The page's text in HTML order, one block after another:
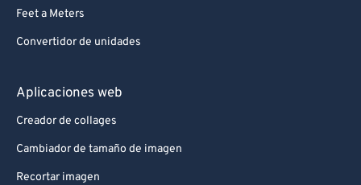
Feet a Meters
Convertidor de unidades
Aplicaciones web
Creador de collages
Cambiador de tamaño de imagen
Recortar imagen